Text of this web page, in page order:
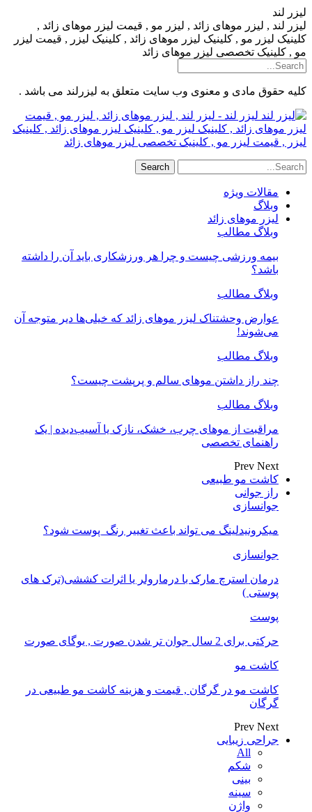
لیزر لند
لیزر لند , لیزر موهای زائد , لیزر مو , قیمت لیزر موهای زائد ,
کلینیک لیزر مو , کلینیک لیزر موهای زائد , کلینیک لیزر , قیمت لیزر
مو , کلینیک تخصصی لیزر موهای زائد
کلیه حقوق مادی و معنوی وب سایت متعلق به لیزرلند می باشد .
لیزر لند - لیزر لند , لیزر موهای زائد , لیزر مو , قیمت
لیزر موهای زائد , کلینیک لیزر مو , کلینیک لیزر موهای زائد , کلینیک
لیزر , قیمت لیزر مو , کلینیک تخصصی لیزر موهای زائد
مقالات ویژه
وبلاگ
لیزر موهای زائد
وبلاگ مطالب
بیمه ورزشی چیست و چرا هر ورزشکاری باید آن را داشته
باشد؟
وبلاگ مطالب
عوارض وحشتناک لیزر موهای زائد که خیلی‌ها دیر متوجه آن
می‌شوند!
وبلاگ مطالب
چند راز داشتن موهای سالم و پرپشت چیست؟
وبلاگ مطالب
مراقبت از موهای چرب، خشک، نازک یا آسیب‌دیده | یک
راهنمای تخصصی
Prev Next
کاشت مو طبیعی
راز جوانی
جوانسازی
میکرونیدلینگ می تواند باعث تغییر رنگ ‍ پوست شود؟
جوانسازی
درمان استرچ مارک با درمارولر یا اثرات کششی(ترک های
پوستی )
پوست
حرکتی برای 2 سال جوان تر شدن صورت , یوگای صورت
کاشت مو
کاشت مو در گرگان , قیمت و هزینه کاشت مو طبیعی در
گرگان
Prev Next
جراحی زیبایی
All
شکم
بینی
سینه
واژن